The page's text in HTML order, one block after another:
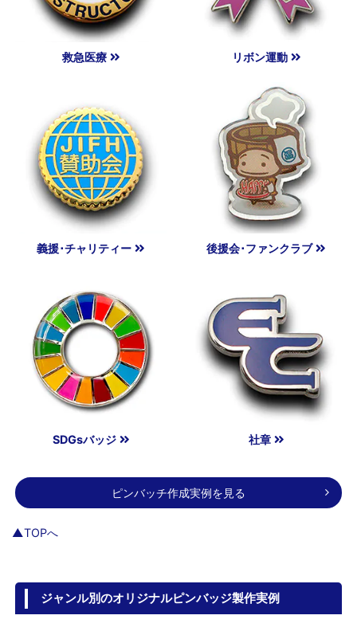
救急医療 リボン運動
義援･チャリティー 後援会･ファンクラブ
SDGsバッジ 社章
ピンバッチ作成実例を見る
▲TOPへ
ジャンル別のオリジナルピンバッジ製作実例